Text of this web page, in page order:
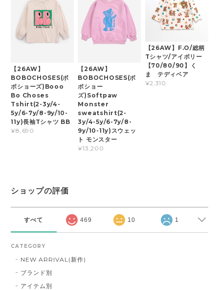
【26AW】
BOBOCHOSES(ボ
ボショーズ)Booo
Bo Choses
Tshirt(2-3y/4-
5y/6-7y/8-9y/10-
11y)長袖Tシャツ BB
¥8,690
【26AW】
BOBOCHOSES(ボ
ボショー
ズ)Softpaw
Monster
sweatshirt(2-
3y/4-5y/6-7y/8-
9y/10-11y)スウェッ
ト モンスター
¥13,200
【26AW】F.O/総柄
Tシャツ/アイボリー
【70/80/90】く
ま テディベア
¥2,310
ショップの評価
すべて 469 10 1
CATEGORY
NEW ARRIVAL(新作)
ブランド別
アイテム別